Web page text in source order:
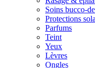
Soins bucco-
Protections
Parfums
Teint
Yeux
Lèvres
Ongles